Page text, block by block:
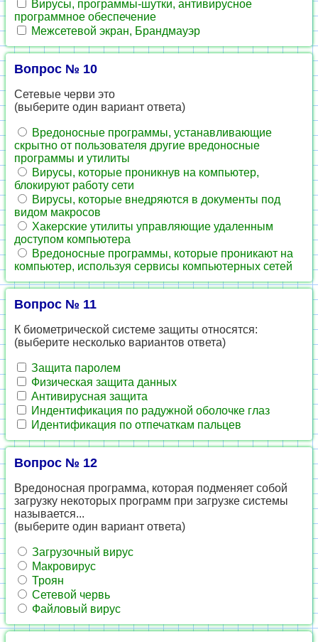
Вирусы, программы-шутки, антивирусное
программное обеспечение
Межсетевой экран, Брандмауэр
Вопрос № 10
Сетевые черви это
(выберите один вариант ответа)
Вредоносные программы, устанавливающие
скрытно от пользователя другие вредоносные
программы и утилиты
Вирусы, которые проникнув на компьютер,
блокируют работу сети
Вирусы, которые внедряются в документы под
видом макросов
Хакерские утилиты управляющие удаленным
доступом компьютера
Вредоносные программы, которые проникают на
компьютер, используя сервисы компьютерных сетей
Вопрос № 11
К биометрической системе защиты относятся:
(выберите несколько вариантов ответа)
Защита паролем
Физическая защита данных
Антивирусная защита
Индентификация по радужной оболочке глаз
Идентификация по отпечаткам пальцев
Вопрос № 12
Вредоносная программа, которая подменяет собой
загрузку некоторых программ при загрузке системы
называется...
(выберите один вариант ответа)
Загрузочный вирус
Макровирус
Троян
Сетевой червь
Файловый вирус